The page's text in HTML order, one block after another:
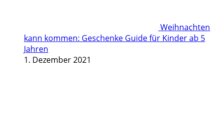
Weihnachten
kann kommen: Geschenke Guide für Kinder ab 5
Jahren
1. Dezember 2021